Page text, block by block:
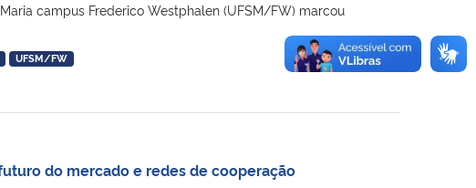
campus Frederico Westphalen (UFSM/FW) marcou
UFSM/FW
do mercado e redes de cooperação